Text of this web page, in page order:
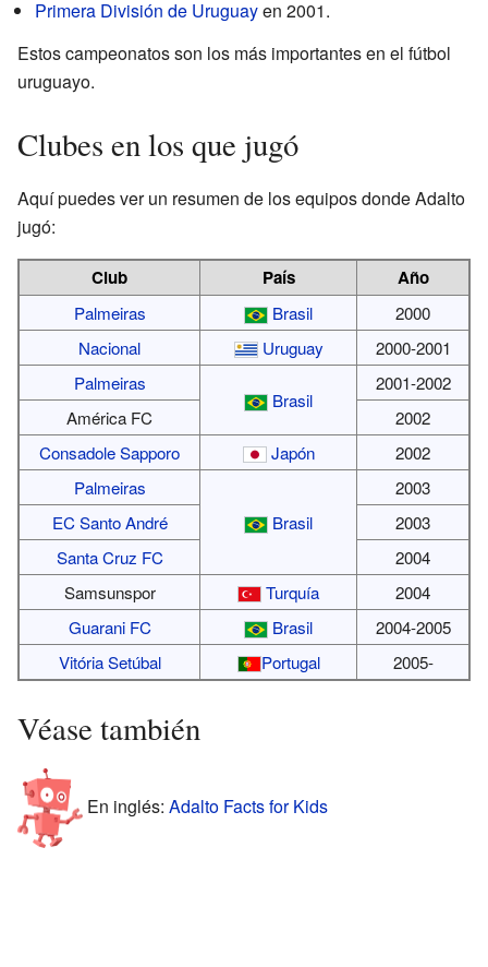
Primera División de Uruguayen 2001.
Estos campeonatos son los más importantes en el fútbol
uruguayo.
Clubes en los que jugó
Aquí puedes ver un resumen de los equipos donde Adalto
jugó:
Club País Año
Palmeiras Brasil
2000
Nacional
Uruguay
2000-2001
Palmeiras
Brasil
2001-2002
América FC
2002
Consadole Sapporo
Japón
2002
Palmeiras
Brasil
2003
EC Santo André
2003
Santa Cruz FC
2004
Samsunspor
Turquía
2004
Guarani FC
Brasil
2004-2005
Vitória Setúbal
Portugal 2005-
Véase también
En inglés: Adalto Facts for Kids